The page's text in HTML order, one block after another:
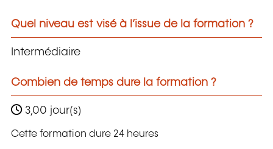
Quel niveau est visé à l’issue de la formation ?
Intermédiaire
Combien de temps dure la formation ?
3,00 jour(s)
Cette formation dure 24 heures